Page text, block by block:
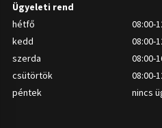
Ügyeleti rend
hétfő
08:00-
kedd
08:00-
szerda
08:00-
csütörtök
08:00-
péntek
nincs